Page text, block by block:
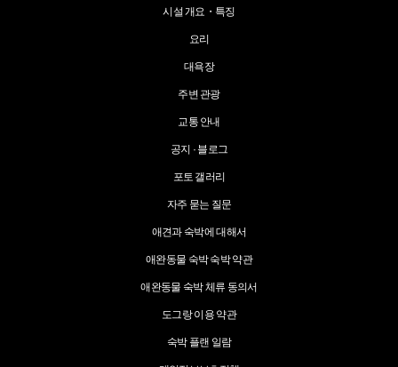
시설 개요・특징
요리
대욕장
주변 관광
교통 안내
공지 · 블로그
포토 갤러리
자주 묻는 질문
애견과 숙박에 대해서
애완동물 숙박 숙박 약관
애완동물 숙박 체류 동의서
도그랑 이용 약관
숙박 플랜 일람